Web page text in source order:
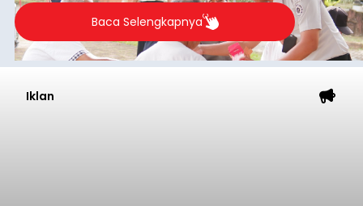
Baca Selengkapnya
Iklan